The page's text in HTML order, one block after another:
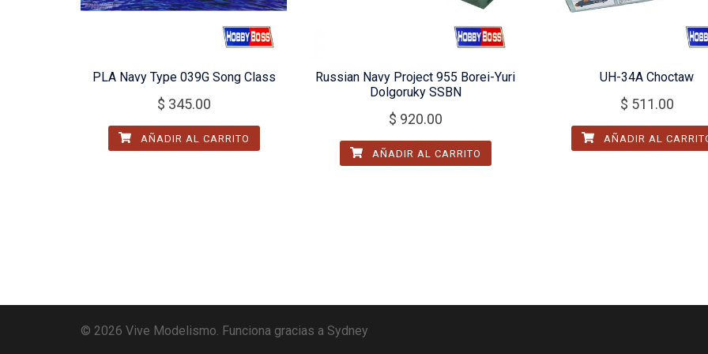
PLA Navy Type 039G Song Class
$ 345.00
AÑADIR AL CARRITO
Russian Navy Project 955 Borei-Yuri
Dolgoruky SSBN
$ 920.00
AÑADIR AL CARRITO
UH-34A Choctaw
$ 511.00
AÑADIR AL
© 2026 Vive Modelismo. Funciona gracias a Sydney